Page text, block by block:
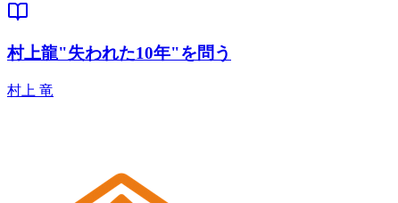
村上龍"失われた10年"を問う
村上 竜